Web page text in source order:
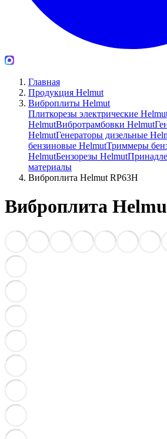
Главная
Продукция Helmut
Виброплиты Helmut
Плиткорезы электрические
HelmutВибротрамбовки Helmut
HelmutГенераторы дизельные
бензиновые HelmutТриммеры
HelmutБензорезы Helmut
материалы
Виброплита Helmut RP63H
Виброплита